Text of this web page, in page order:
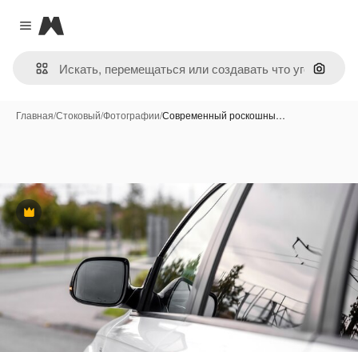
Close menu
Magnific
Поиск
Главная/Стоковый/Фотографии/Современный роскошны…
Премиум